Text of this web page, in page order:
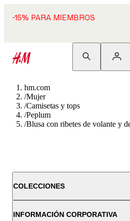
-15% PARA MIEMBROS
hm.com
/Mujer
/Camisetas y tops
/Peplum
/Blusa con ribetes de volante y
COLECCIONES
INFORMACIÓN CORPORATIVA